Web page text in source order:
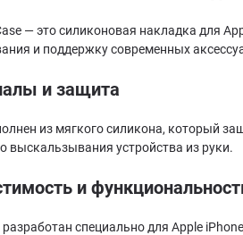
— это силиконовая накладка для
и поддержку современных
и защита
из мягкого силикона, который
выскальзывания устройства из руки.
и
разработан специально для Apple